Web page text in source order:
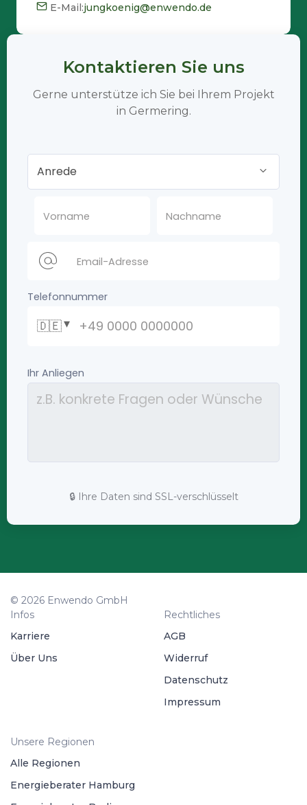
E-Mail:jungkoenig@enwendo.de
Kontaktieren Sie uns
Gerne unterstütze ich Sie bei Ihrem Projekt
in Germering.
🔒 Ihre Daten sind SSL-verschlüsselt
© 2026 Enwendo GmbH
Infos
Karriere
Über Uns
Rechtliches
AGB
Widerruf
Datenschutz
Impressum
Unsere Regionen
Alle Regionen
Energieberater Hamburg